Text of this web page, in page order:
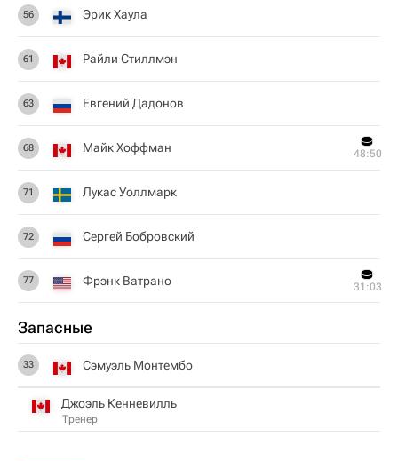
56 Эрик Хаула
61 Райли Стиллмэн
63 Евгений Дадонов
68 Майк Хоффман 48:50
71 Лукас Уоллмарк
72 Сергей Бобровский
77 Фрэнк Ватрано 31:03
Запасные
33 Сэмуэль Монтембо
Джоэль Кенневилль
Тренер